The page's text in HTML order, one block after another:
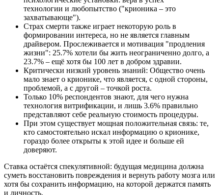
технологии и любопытство ("крионика – это
захватывающе").
Страх смерти также играет некоторую роль в
формировании интереса, но не является главным
драйвером. Прослеживается и мотивация "продления
жизни": 25.7% хотели бы жить неограниченно долго, а
23.7% – ещё хотя бы 100 лет в добром здравии.
Критически низкий уровень знаний: Общество очень
мало знает о крионике, что является, с одной стороны,
проблемой, а с другой – точкой роста.
Только 10% респондентов знают, для чего нужна
технология витрификации, и лишь 3.6% правильно
представляют себе реальную стоимость процедуры.
При этом существует мощная положительная связь: те,
кто самостоятельно искал информацию о крионике,
гораздо более открыты к этой идее и больше ей
доверяют.
Ставка остаётся спекулятивной: будущая медицина должна
суметь восстановить повреждения и вернуть работу мозга или
хотя бы сохранить информацию, на которой держатся память
и личность.